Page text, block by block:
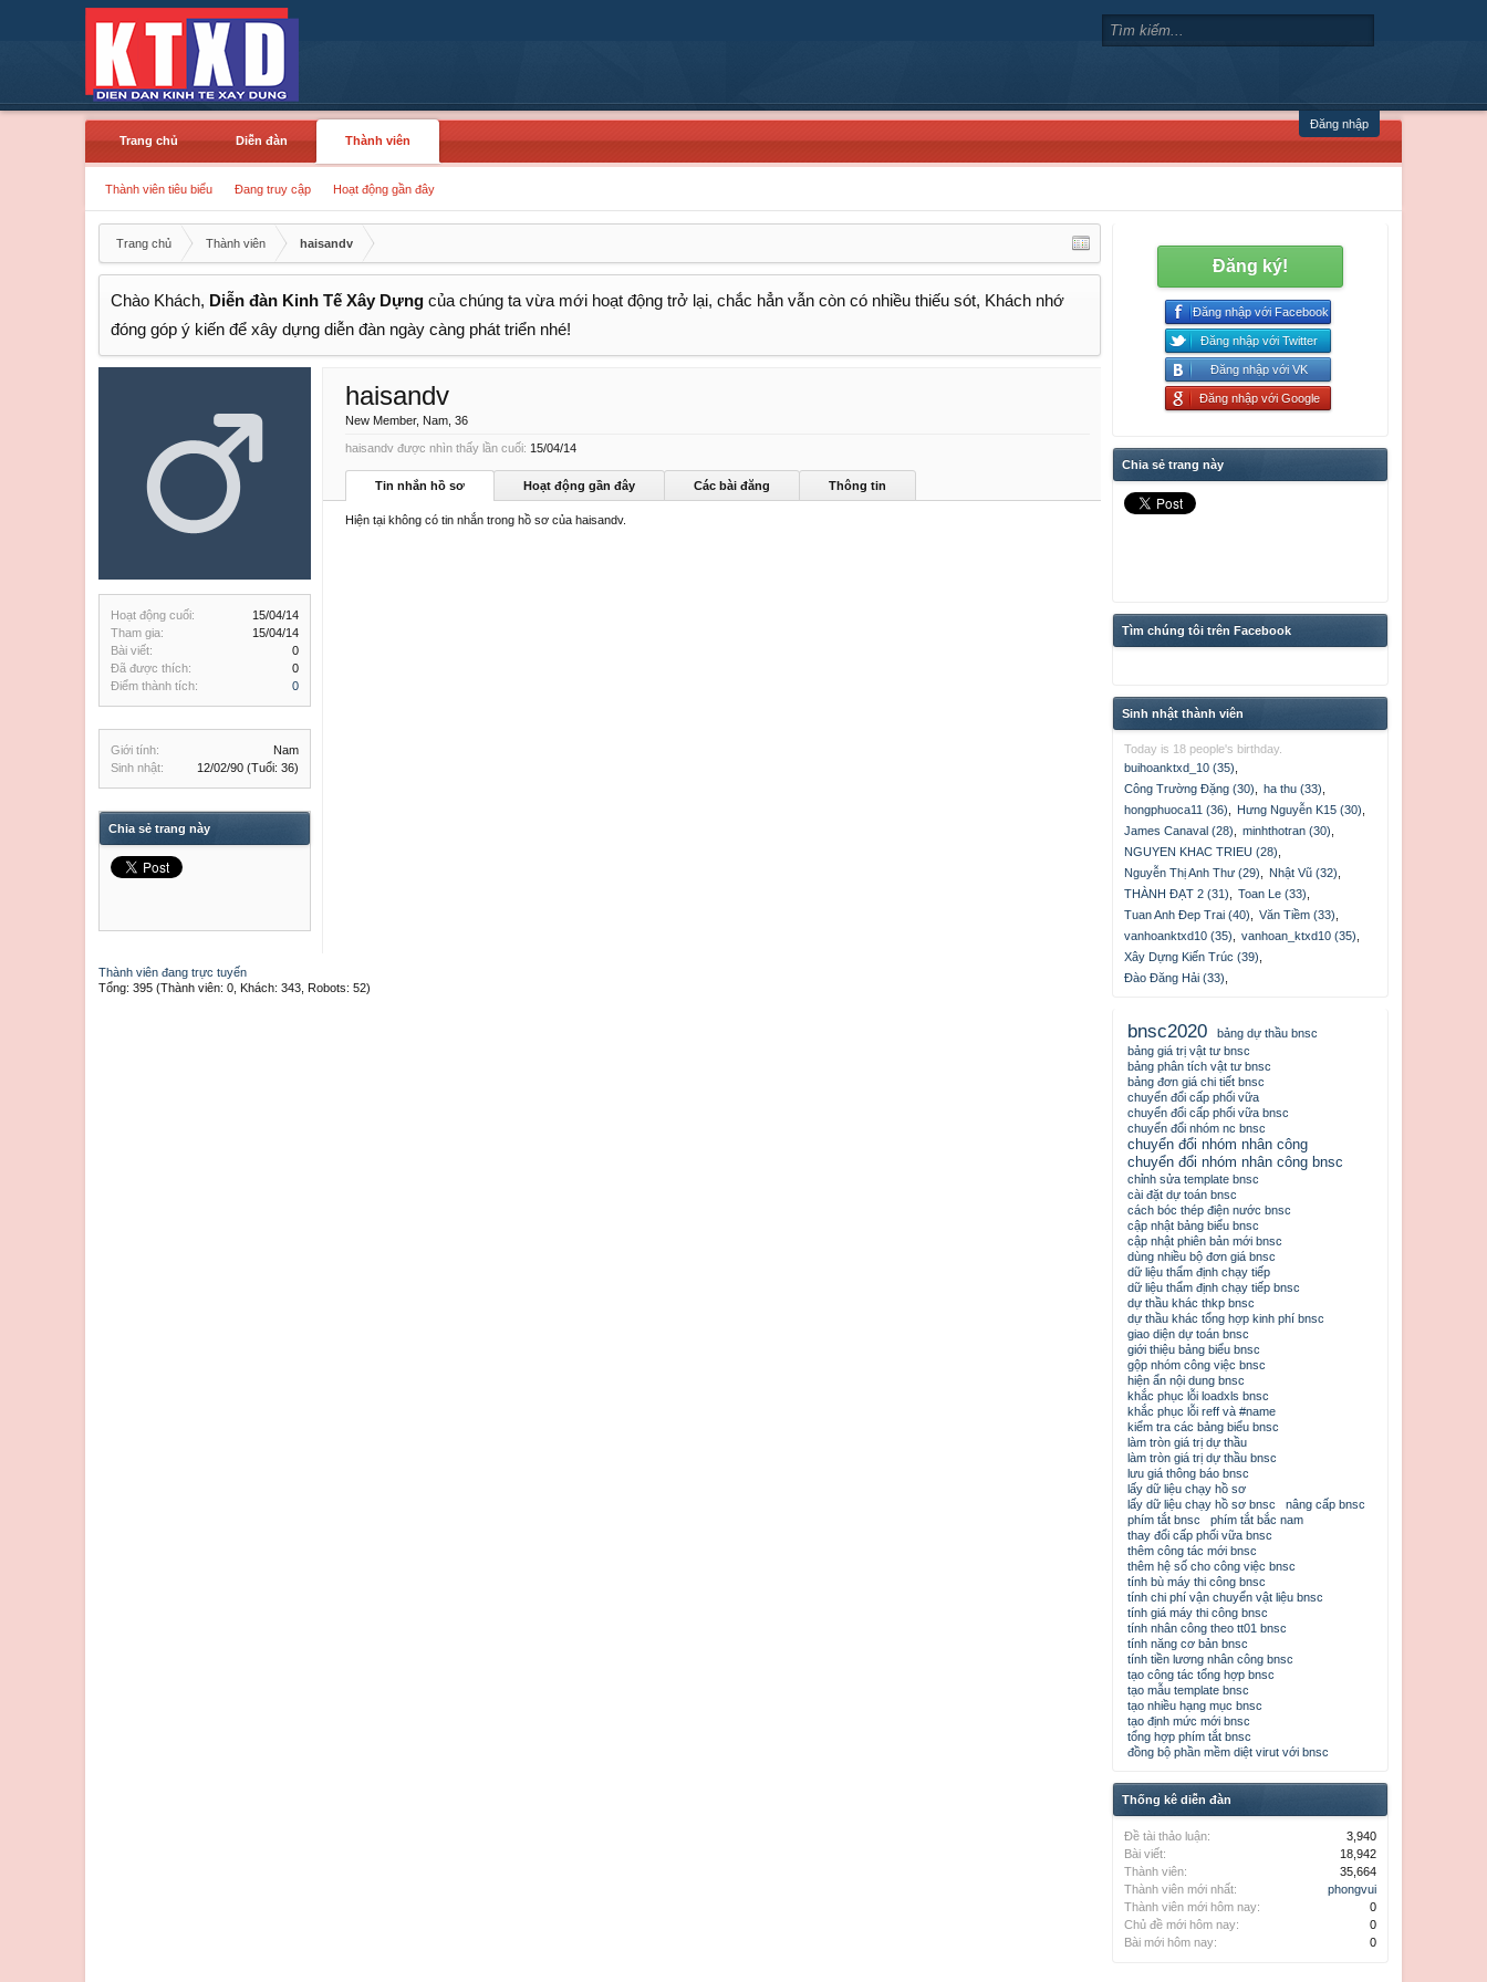
Đăng nhập
Trang chủ
Diễn đàn Thành viên
Thành viên tiêu biểu Đang truy cập Hoạt động gần đây
Trang chủ Thành viên haisandv
Chào Khách, Diễn đàn Kinh Tế Xây Dựng của chúng ta vừa mới hoạt động trở lại, chắc hẳn vẫn còn có nhiều thiếu sót, Khách nhớ
đóng góp ý kiến để xây dựng diễn đàn ngày càng phát triển nhé!
Hoạt động cuối:
15/04/14
Tham gia:
15/04/14
Bài viết:
0
Đã được thích:
0
Điểm thành tích:
0
Giới tính:
Nam
Sinh nhật:
12/02/90 (Tuổi: 36)
Chia sẻ trang này
haisandv
New Member, Nam, 36
haisandv được nhìn thấy lần cuối: 15/04/14
Tin nhắn hồ sơ Hoạt động gần đây Các bài đăng Thông tin
Hiện tại không có tin nhắn trong hồ sơ của haisandv.
Thành viên đang trực tuyến
Tổng: 395 (Thành viên: 0, Khách: 343, Robots: 52)
Đăng ký!
Đăng nhập với Facebook
Đăng nhập với Twitter
Đăng nhập với VK
Đăng nhập với Google
Chia sẻ trang này
Tìm chúng tôi trên Facebook
Sinh nhật thành viên
Today is 18 people's birthday.
buihoanktxd_10 (35)
Công Trường Đặng (30)
ha thu (33)
hongphuoca11 (36)
Hưng Nguyễn K15 (30)
James Canaval (28)
minhthotran (30)
NGUYEN KHAC TRIEU (28)
Nguyễn Thị Anh Thư (29)
Nhật Vũ (32)
THÀNH ĐẠT 2 (31)
Toan Le (33)
Tuan Anh Đep Trai (40)
Văn Tiềm (33)
vanhoanktxd10 (35)
vanhoan_ktxd10 (35)
Xây Dựng Kiến Trúc (39)
Đào Đăng Hải (33)
bnsc2020
bảng dự thầu bnsc
bảng giá trị vật tư bnsc
bảng phân tích vật tư bnsc
bảng đơn giá chi tiết bnsc
chuyển đổi cấp phối vữa
chuyển đổi cấp phối vữa bnsc
chuyển đổi nhóm nc bnsc
chuyển đổi nhóm nhân công
chuyển đổi nhóm nhân công bnsc
chỉnh sửa template bnsc
cài đặt dự toán bnsc
cách bóc thép điện nước bnsc
cập nhật bảng biểu bnsc
cập nhật phiên bản mới bnsc
dùng nhiều bộ đơn giá bnsc
dữ liệu thẩm định chạy tiếp
dữ liệu thẩm định chạy tiếp bnsc
dự thầu khác thkp bnsc
dự thầu khác tổng hợp kinh phí bnsc
giao diện dự toán bnsc
giới thiệu bảng biểu bnsc
gộp nhóm công việc bnsc
hiện ẩn nội dung bnsc
khắc phục lỗi loadxls bnsc
khắc phục lỗi reff và #name
kiểm tra các bảng biểu bnsc
làm tròn giá trị dự thầu
làm tròn giá trị dự thầu bnsc
lưu giá thông báo bnsc
lấy dữ liệu chạy hồ sơ
lấy dữ liệu chạy hồ sơ bnsc
nâng cấp bnsc
phím tắt bnsc
phím tắt bắc nam
thay đổi cấp phối vữa bnsc
thêm công tác mới bnsc
thêm hệ số cho công việc bnsc
tính bù máy thi công bnsc
tính chi phí vận chuyển vật liệu bnsc
tính giá máy thi công bnsc
tính nhân công theo tt01 bnsc
tính năng cơ bản bnsc
tính tiền lương nhân công bnsc
tạo công tác tổng hợp bnsc
tạo mẫu template bnsc
tạo nhiều hạng mục bnsc
tạo định mức mới bnsc
tổng hợp phím tắt bnsc
đồng bộ phần mềm diệt virut với bnsc
Thống kê diễn đàn
Đề tài thảo luận:
3,940
Bài viết:
18,942
Thành viên:
35,664
Thành viên mới nhất:
phongvui
Thành viên mới hôm nay:
0
Chủ đề mới hôm nay:
0
Bài mới hôm nay:
0